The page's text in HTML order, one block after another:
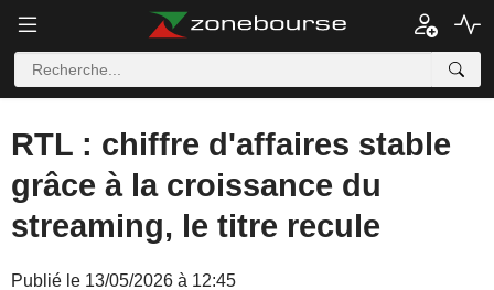
RTL : chiffre d'affaires stable
grâce à la croissance du
streaming, le titre recule
Publié le 13/05/2026 à 12:45